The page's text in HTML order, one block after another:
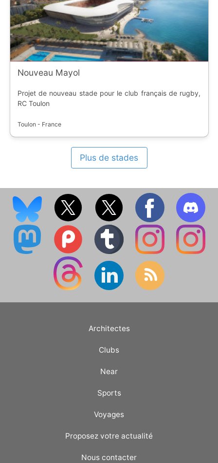
Nouveau Mayol
Projet de nouveau stade pour le club français de rugby,
RC Toulon
Toulon - France
Plus de stades
Architectes
Clubs
Near
Sports
Voyages
Proposez votre actualité
Nous contacter